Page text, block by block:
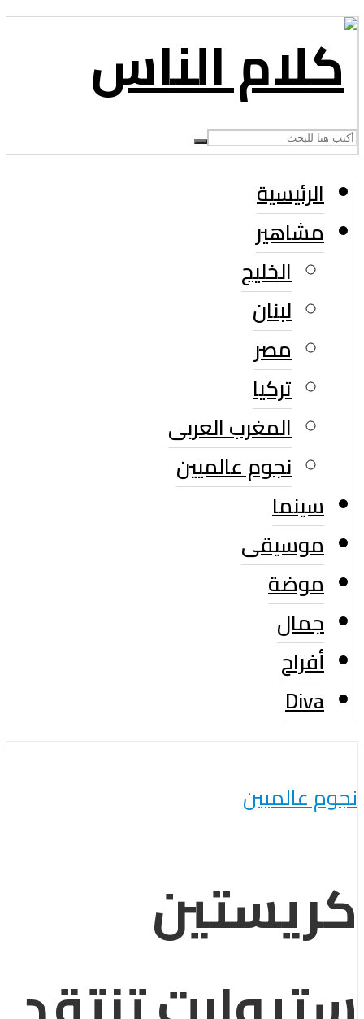
الرئيسية
مشاهير
الخليج
لبنان
مصر
تركيا
المغرب العربى
نجوم عالميين
سينما
موسيقى
موضة
جمال
أفراح
Diva
نجوم عالميين
كريستين